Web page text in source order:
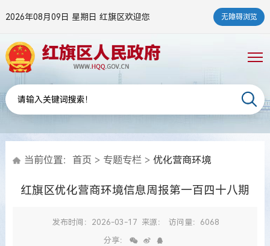
2026年08月09日 星期日 红旗区欢迎您 无障碍浏览
当前位置： 首页 > 专题专栏 > 优化营商环境
红旗区优化营商环境信息周报第一百四十八期
发布时间：2026-03-17 来源： 访问量：6068
分享：